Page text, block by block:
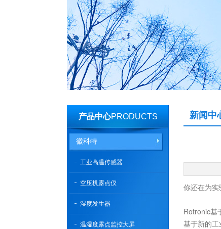
产品中心PRODUCTS
徽科特
工业高温传感器
空压机露点仪
湿度发生器
温湿度露点监控大屏
新闻中
你还在为
Rotronic基
基于新的